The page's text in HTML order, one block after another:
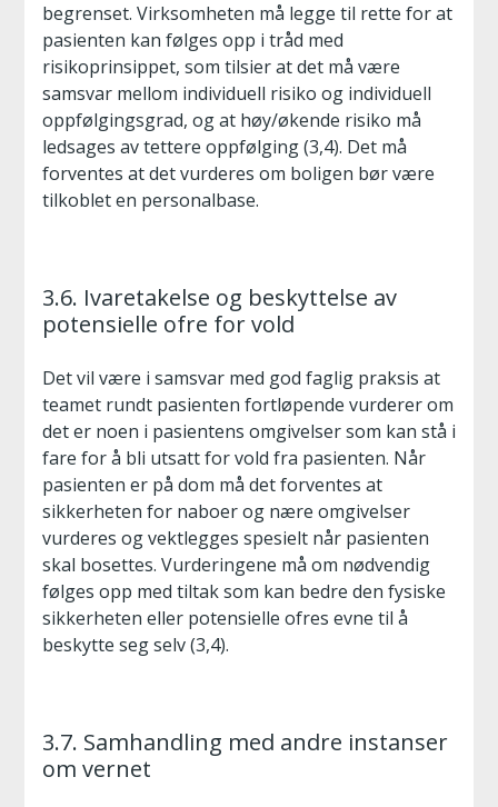
begrenset. Virksomheten må legge til rette for at
pasienten kan følges opp i tråd med
risikoprinsippet, som tilsier at det må være
samsvar mellom individuell risiko og individuell
oppfølgingsgrad, og at høy/økende risiko må
ledsages av tettere oppfølging (3,4). Det må
forventes at det vurderes om boligen bør være
tilkoblet en personalbase.
3.6. Ivaretakelse og beskyttelse av
potensielle ofre for vold
Det vil være i samsvar med god faglig praksis at
teamet rundt pasienten fortløpende vurderer om
det er noen i pasientens omgivelser som kan stå i
fare for å bli utsatt for vold fra pasienten. Når
pasienten er på dom må det forventes at
sikkerheten for naboer og nære omgivelser
vurderes og vektlegges spesielt når pasienten
skal bosettes. Vurderingene må om nødvendig
følges opp med tiltak som kan bedre den fysiske
sikkerheten eller potensielle ofres evne til å
beskytte seg selv (3,4).
3.7. Samhandling med andre instanser
om vernet